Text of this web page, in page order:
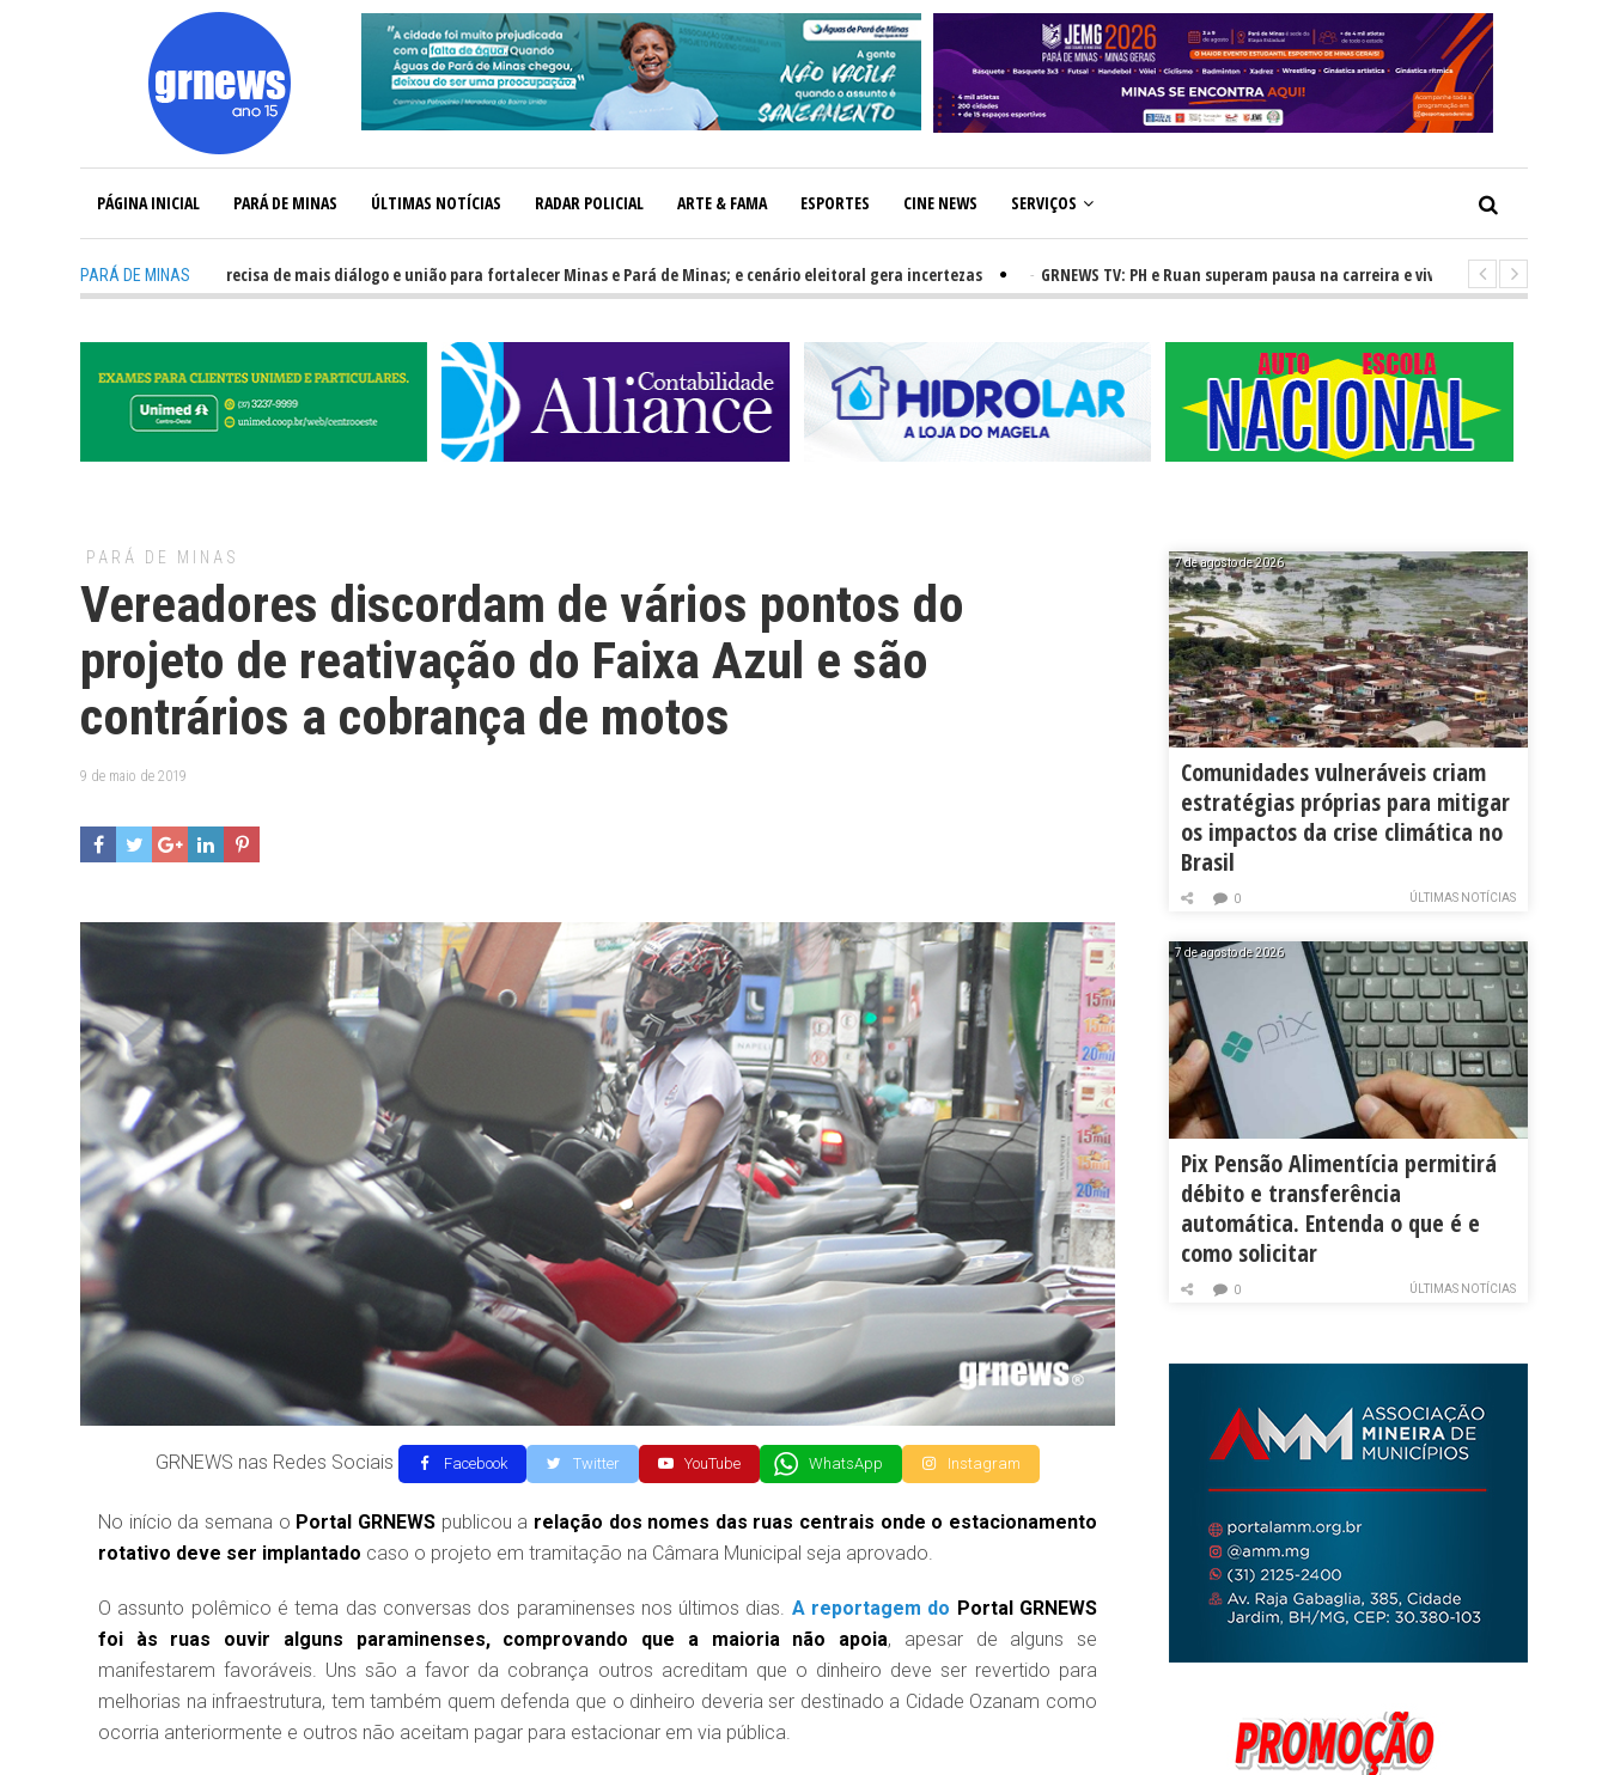
PÁGINA INICIAL PARÁ DE MINAS ÚLTIMAS NOTÍCIAS RADAR POLICIAL ARTE & FAMA ESPORTES CINE NEWS SERVIÇOS
PARÁ DE MINAS
GRNEWS TV: Política precisa de mais diálogo e união para fortalecer Minas e Pará de Minas; e cenário eleitoral gera incertezas - GRNEWS TV: PH e Ruan superam pausa na carreira e vivem ascensão no cenário
PARÁ DE MINAS
Vereadores discordam de vários pontos do
projeto de reativação do Faixa Azul e são
contrários a cobrança de motos
9 de maio de 2019
GRNEWS nas Redes Sociais Facebook Twitter YouTube WhatsApp Instagram
No início da semana o Portal GRNEWSpublicou a relação dos nomes das ruas centrais onde o estacionamento
rotativo deve ser implantado caso o projeto em tramitação na Câmara Municipal seja aprovado.
O assunto polêmico é tema das conversas dos paraminenses nos últimos dias. A reportagem do Portal GRNEWS
foi às ruas ouvir alguns paraminenses, comprovando que a maioria não apoia, apesar de alguns se
manifestarem favoráveis. Uns são a favor da cobrança outros acreditam que o dinheiro deve ser revertido para
melhorias na infraestrutura, tem também quem defenda que o dinheiro deveria ser destinado a Cidade Ozanam como
ocorria anteriormente e outros não aceitam pagar para estacionar em via pública.
7 de agosto de 2026
Comunidades vulneráveis criam
estratégias próprias para mitigar
os impactos da crise climática no
Brasil
ÚLTIMAS NOTÍCIAS
0
7 de agosto de 2026
Pix Pensão Alimentícia permitirá
débito e transferência
automática. Entenda o que é e
como solicitar
ÚLTIMAS NOTÍCIAS
0